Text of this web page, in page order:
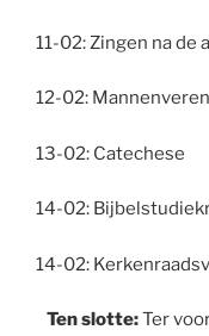
11-02: Zingen na de
12-02:
13-02: Catechese
14-02:
14-02:
Ten slotte:Ter